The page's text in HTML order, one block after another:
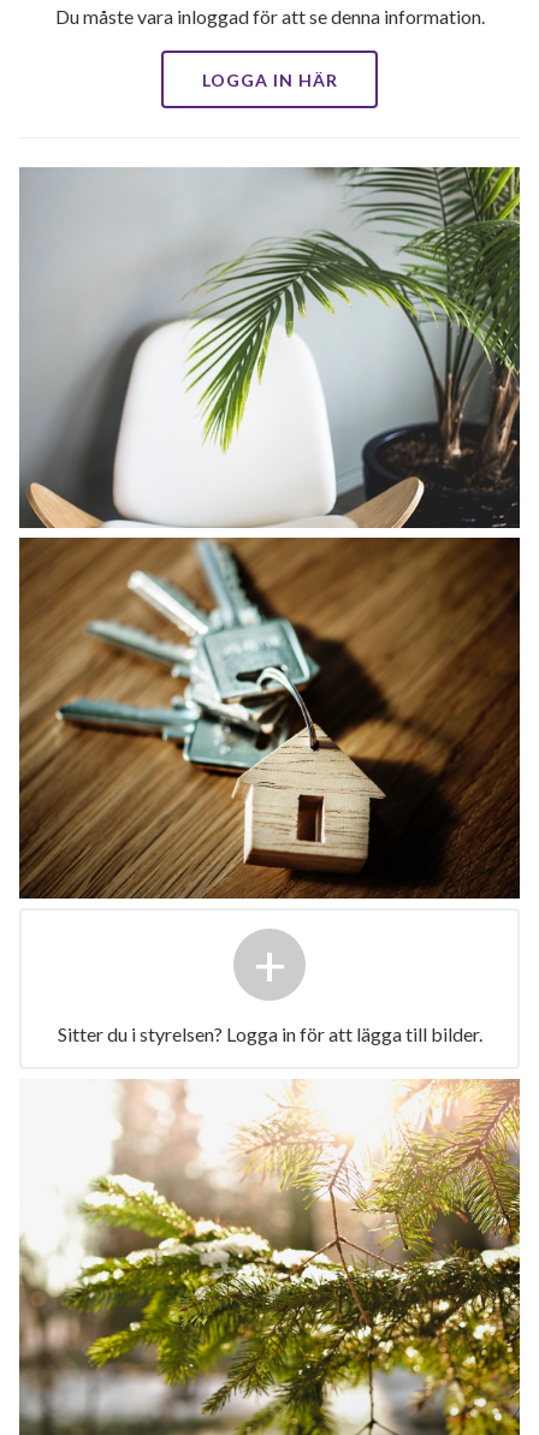
Du måste vara inloggad för att se denna information.
LOGGA IN HÄR
+
Sitter du i styrelsen? Logga in för att lägga till bilder.